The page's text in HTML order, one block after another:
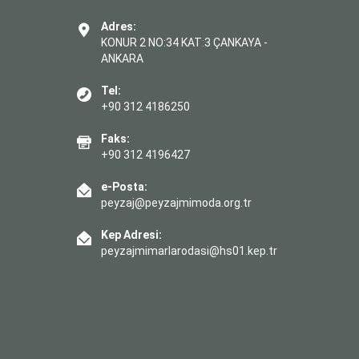
Adres:
KONUR 2 NO:34 KAT:3 ÇANKAYA -
ANKARA
Tel:
+90 312 4186250
Faks:
+90 312 4196427
e-Posta:
peyzaj@peyzajmimoda.org.tr
Kep Adresi:
peyzajmimarlarodasi@hs01.kep.tr